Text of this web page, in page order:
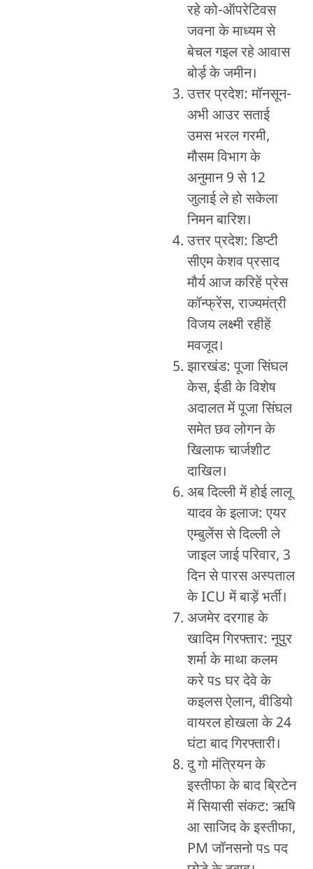
रहे को-ऑपरेटिवस
जवना के माध्यम से
बेचल गइल रहे आवास
बोर्ड़ के जमीन।
उत्तर प्रदेश: मॉनसून-
अभी आउर सताई
उमस भरल गरमी,
मौसम विभाग के
अनुमान 9 से 12
जुलाई ले हो सकेला
निमन बारिश।
उत्तर प्रदेश: डिप्टी
सीएम केशव प्रसाद
मौर्य आज करिहें प्रेस
कॉन्फ्रेंस, राज्यमंत्री
विजय लक्ष्मी रहीहें
मवजूद।
झारखंड: पूजा सिंघल
केस, ईडी के विशेष
अदालत में पूजा सिंघल
समेत छव लोगन के
खिलाफ चार्जशीट
दाखिल।
अब दिल्ली में होई लालू
यादव के इलाज: एयर
एम्बुलेंस से दिल्ली ले
जाइल जाई परिवार, 3
दिन से पारस अस्पताल
के ICU में बाड़ें भर्ती।
अजमेर दरगाह के
खादिम गिरफ्तार: नूपुर
शर्मा के माथा कलम
करे पs घर देवे के
कइलस ऐलान, वीडियो
वायरल होखला के 24
घंटा बाद गिरफ्तारी।
दु गो मंत्रियन के
इस्तीफा के बाद ब्रिटेन
में सियासी संकट: ऋषि
आ साजिद के इस्तीफा,
PM जॉनसनो पs पद